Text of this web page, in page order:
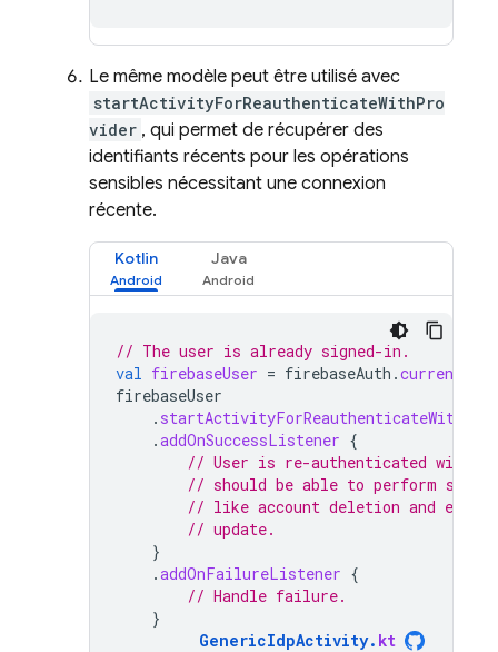
Le même modèle peut être utilisé avec
startActivityForReauthenticateWithPro
vider , qui permet de récupérer des
identifiants récents pour les opérations
sensibles nécessitant une connexion
récente.
Kotlin Java
// The user is already signed-in.
val firebaseUser = firebaseAuth .currentUser
firebaseUser
.
.addOnSuccessListener {
// User is re-authenticated with
// should be able to perform
// like account deletion and email
// update.
}
.addOnFailureListener {
// Handle failure.
}
GenericIdpActivity. kt